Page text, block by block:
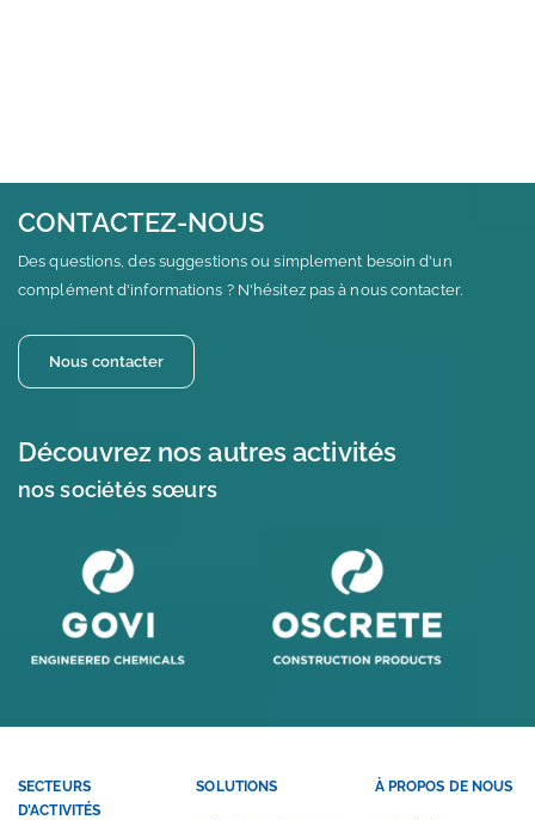
CONTACTEZ-NOUS
Des questions, des suggestions ou simplement besoin d'un
complément d'informations ? N'hésitez pas à nous contacter.
Nous contacter
Découvrez nos autres activités
nos sociétés sœurs
SECTEURS
D’ACTIVITÉS
SOLUTIONS À PROPOS DE NOUS